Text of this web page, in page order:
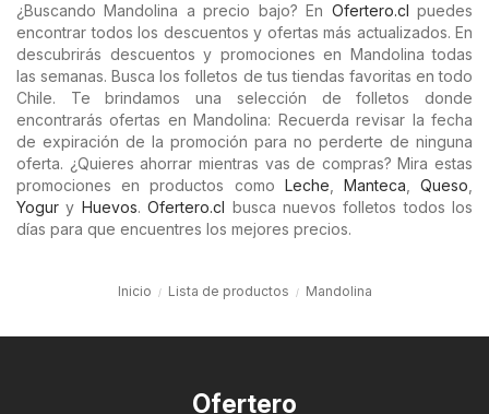
¿Buscando Mandolina a precio bajo? En Ofertero.cl puedes
encontrar todos los descuentos y ofertas más actualizados. En
descubrirás descuentos y promociones en Mandolina todas
las semanas. Busca los folletos de tus tiendas favoritas en todo
Chile. Te brindamos una selección de folletos donde
encontrarás ofertas en Mandolina: Recuerda revisar la fecha
de expiración de la promoción para no perderte de ninguna
oferta. ¿Quieres ahorrar mientras vas de compras? Mira estas
promociones en productos como Leche Manteca ,Queso
Yogur y Huevos.Ofertero.cl busca nuevos folletos todos los
días para que encuentres los mejores precios.
Inicio Lista de productos Mandolina
Ofertero